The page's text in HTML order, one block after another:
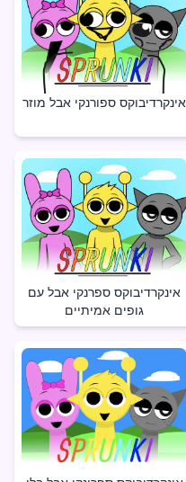
אינקרדיבוקס ספורנקי אבל מוזר
אינקרדיבוקס ספרנקי אבל עם
גופים אמיתיים